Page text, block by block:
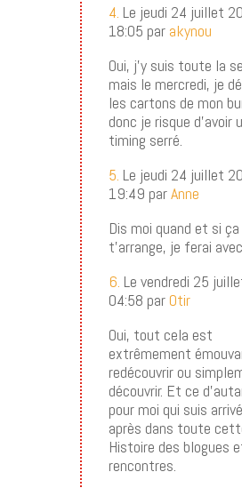
4. Le jeudi 24 juillet
18:05 par akynou
Oui, j’y suis toute la
mais le mercredi, je
les cartons de mon
donc je risque d’avoir
timing serré.
5. Le jeudi 24 juillet
19:49 parAnne
Dis moi quand et si ça
t’arrange, je ferai
6. Le vendredi 25
04:58 parOtir
Oui, tout cela est
extrêmement
redécouvrir ou
découvrir. Et ce
pour moi qui suis
après dans toute
Histoire des blogues
rencontres.